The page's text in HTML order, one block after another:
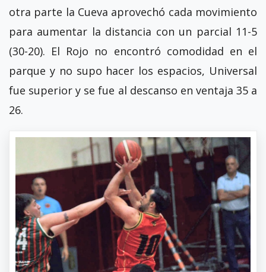
otra parte la Cueva aprovechó cada movimiento
para aumentar la distancia con un parcial 11-5
(30-20). El Rojo no encontró comodidad en el
parque y no supo hacer los espacios, Universal
fue superior y se fue al descanso en ventaja 35 a
26.